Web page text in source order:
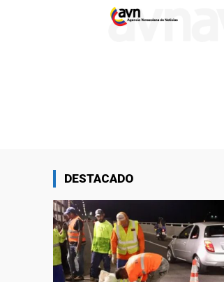
DESTACADO